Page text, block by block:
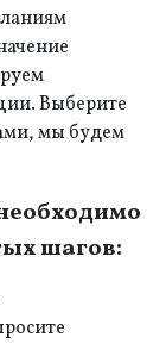
Выберите
мы будем
шагов: